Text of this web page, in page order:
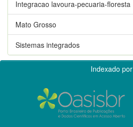
Integracao lavoura-pecuaria-floresta
Mato Grosso
Sistemas integrados
Indexado por